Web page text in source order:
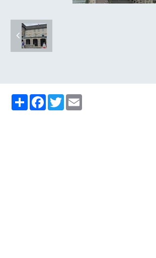
PartagerFacebook
Twitter